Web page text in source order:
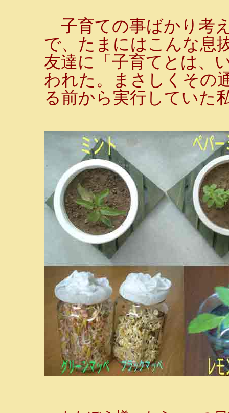
子育ての事ばかり考
で、たまにはこんな息
友達に「子育てとは、
われた。まさしくその
る前から実行していた